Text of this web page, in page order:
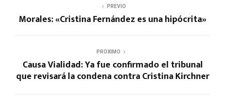
PREVIO
Morales: «Cristina Fernández es una hipócrita»
PROXIMO
Causa Vialidad: Ya fue confirmado el tribunal
que revisará la condena contra Cristina Kirchner